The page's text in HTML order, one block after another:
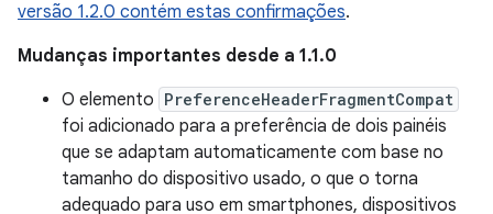
versão 1.2.0 contém estas confirmações.
Mudanças importantes desde a 1.1.0
O elemento PreferenceHeaderFragmentCompat
foi adicionado para a preferência de dois painéis
que se adaptam automaticamente com base no
tamanho do dispositivo usado, o que o torna
adequado para uso em smartphones, dispositivos